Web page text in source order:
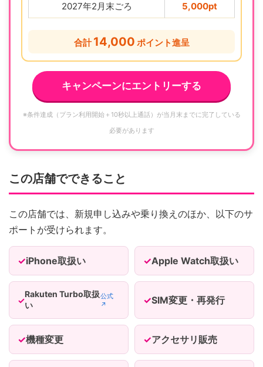
2027年2月末ごろ 5,000pt
合計14,000 ポイント進呈
キャンペーンにエントリーする
※条件達成（プラン利用開始＋10秒以上通話）が当月末までに完了している
必要があります
この店舗でできること
この店舗では、新規申し込みや乗り換えのほか、以下のサ
ポートが受けられます。
iPhone取扱い Apple Watch取扱い
Rakuten Turbo取扱
い
公式
↗
SIM変更・再発行
機種変更 アクセサリ販売